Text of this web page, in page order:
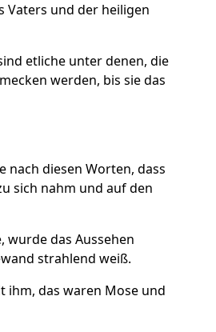
Vaters und der heiligen
etliche unter denen, die
werden, bis sie das
nach diesen Worten, dass
sich nahm und auf den
wurde das Aussehen
strahlend weiß.
ihm, das waren Mose und